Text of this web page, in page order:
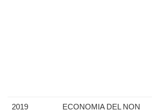
2019
ECONOMIA DEL NON